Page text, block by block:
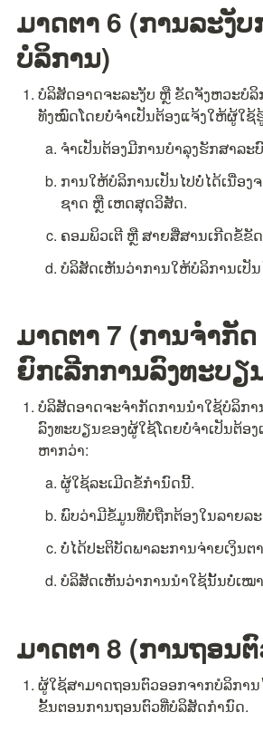
ມາດຕາ 6 (ການລະງັ
ບໍລິການ)
ບໍລິສັດອາດຈະລະງັບ ຫຼື ຂັດຈັງຫວະບໍ
ທັງໝົດໂດຍບໍ່ຈຳເປັນຕ້ອງແຈ້ງໃຫ້ຜູ້ໃ
ຈຳເປັນຕ້ອງມີການບຳລຸງຮັກສາລະ
ການໃຫ້ບໍລິການເປັນໄປບໍ່ໄດ້ເນື່ອງ
ຊາດ ຫຼື ເຫດສຸດວິສັດ.
ຄອມພິວເຕີ ຫຼື ສາຍສື່ສານເກີດຂໍ້ຂັ
ບໍລິສັດເຫັນວ່າການໃຫ້ບໍລິການເປັນ
ມາດຕາ 7 (ການຈຳກັ
ຍົກເລີກການລົງທະບຽ
ບໍລິສັດອາດຈະຈຳກັດການນຳໃຊ້ບໍລິກ
ລົງທະບຽນຂອງຜູ້ໃຊ້ໂດຍບໍ່ຈຳເປັນຕ້ອ
ຫາກວ່າ:
ຜູ້ໃຊ້ລະເມີດຂໍ້ກຳນົດນີ້.
ພົບວ່າມີຂໍ້ມູນທີ່ບໍ່ຖືກຕ້ອງໃນລາຍລ
ບໍ່ໄດ້ປະຕິບັດພາລະການຈ່າຍເງິນຕ
ບໍລິສັດເຫັນວ່າການນຳໃຊ້ນັ້ນບໍ່ເໝ
ມາດຕາ 8 (ການຖອນ
ຜູ້ໃຊ້ສາມາດຖອນຕົວອອກຈາກບໍລິກາ
ຂັ້ນຕອນການຖອນຕົວທີ່ບໍລິສັດກຳນົດ.